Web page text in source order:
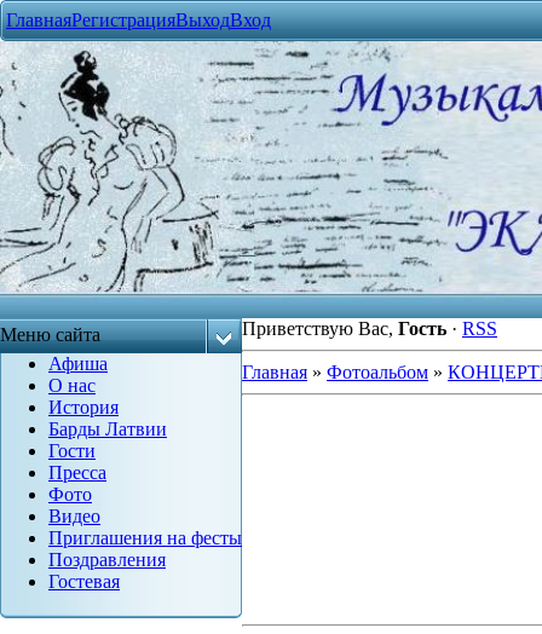
ГлавнаяРегистрацияВыходВход
Меню сайта
Афиша
О нас
История
Барды Латвии
Гости
Пресса
Фото
Видео
Приглашения на фесты
Поздравления
Гостевая
Приветствую Вас, Гость · RSS
Главная » Фотоальбом »